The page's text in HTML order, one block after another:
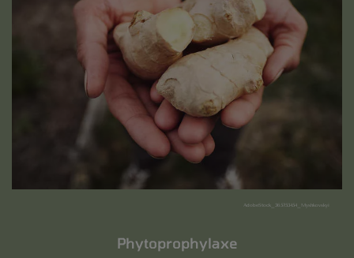
AdobeStock_365753454_Myshkovskyi
Phytoprophylaxe